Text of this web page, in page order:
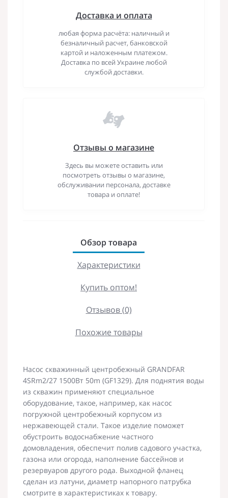
Доставка и оплата
любая форма расчёта: наличный и
безналичный расчет, банковской
картой и наложенным платежом.
Доставка по всей Украине любой
службой доставки.
Отзывы о магазине
Здесь вы можете оставить или
посмотреть отзывы о магазине,
обслуживании персонала, доставке
товара и оплате!
Обзор товара
Характеристики
Купить оптом!
Отзывов (0)
Похожие товары
Насос скважинный центробежный GRANDFAR
4SRm2/27 1500Вт 50m (GF1329). Для поднятия воды
из скважин применяют специальное
оборудование, такое, например, как насос
погружной центробежный корпусом из
нержавеющей стали. Такое изделие поможет
обустроить водоснабжение частного
домовладения, обеспечит полив садового участка,
газона или огорода, наполнение бассейнов и
резервуаров другого рода. Выходной фланец
сделан из латуни, диаметр напорного патрубка
смотрите в характеристиках к товару.